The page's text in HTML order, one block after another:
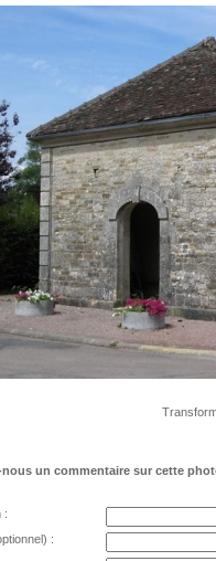
nous un commentaire sur cette
:
: